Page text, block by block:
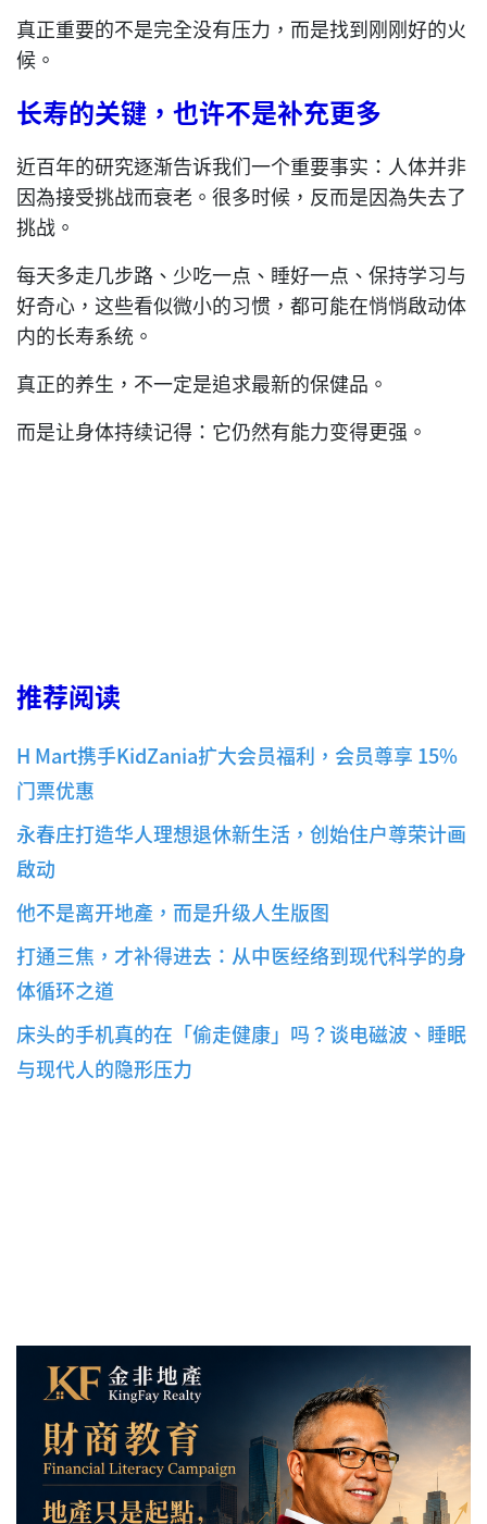
真正重要的不是完全没有压力，而是找到刚刚好的火
候。
长寿的关键，也许不是补充更多
近百年的研究逐渐告诉我们一个重要事实：人体并非
因為接受挑战而衰老。很多时候，反而是因為失去了
挑战。
每天多走几步路、少吃一点、睡好一点、保持学习与
好奇心，这些看似微小的习惯，都可能在悄悄啟动体
内的长寿系统。
真正的养生，不一定是追求最新的保健品。
而是让身体持续记得：它仍然有能力变得更强。
推荐阅读
H Mart携手KidZania扩大会员福利，会员尊享 15%
门票优惠
永春庄打造华人理想退休新生活，创始住户尊荣计画
啟动
他不是离开地產，而是升级人生版图
打通三焦，才补得进去：从中医经络到现代科学的身
体循环之道
床头的手机真的在「偷走健康」吗？谈电磁波、睡眠
与现代人的隐形压力